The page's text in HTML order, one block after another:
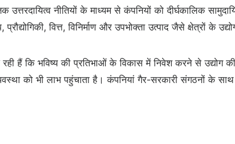
उत्तरदायित्व नीतियों के माध्यम से कंपनियों को दीर्घकालिक
वित्त, विनिर्माण और उपभोक्ता उत्पाद जैसे क्षेत्रों
हैं कि भविष्य की प्रतिभाओं के विकास में निवेश करने से उद्योग
को भी लाभ पहुंचाता है। कंपनियां गैर-सरकारी संगठनों के